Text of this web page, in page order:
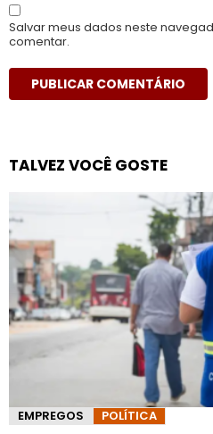
Salvar meus dados neste
comentar.
TALVEZ VOCÊ GOSTE
EMPREGOS POLÍTICA